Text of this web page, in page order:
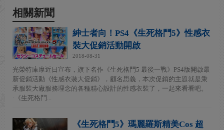
相關新聞
紳士者向！PS4《生死格鬥5》性感衣
裝大促銷活動開啟
2018-08-31
光榮特庫摩近日宣布，旗下名作《生死格鬥5 最後一戰》PS4版開啟最
新促銷活動《性感衣裝大促銷》，顧名思義，本次促銷的主題就是秉
承服裝大廠服務理念的各種精心設計的性感衣裝了，一起來看看吧。
·《生死格鬥...
《生死格鬥5》瑪麗羅斯精美Cos 超